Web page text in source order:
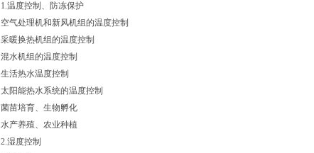
1.温度控制、防冻保护
空气处理机和新风机组的温度控制
采暖换热机组的温度控制
混水机组的温度控制
生活热水温度控制
太阳能热水系统的温度控制
菌苗培育、生物孵化
水产养殖、农业种植
2.湿度控制